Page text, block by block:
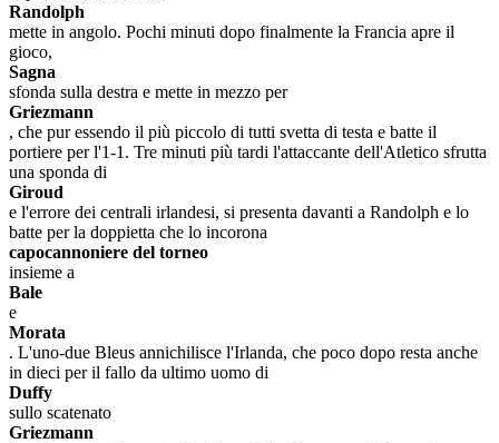
Randolph
mette in angolo. Pochi minuti dopo finalmente la Francia apre il
gioco,
Sagna
sfonda sulla destra e mette in mezzo per
Griezmann
, che pur essendo il più piccolo di tutti svetta di testa e batte il
portiere per l'1-1. Tre minuti più tardi l'attaccante dell'Atletico sfrutta
una sponda di
Giroud
e l'errore dei centrali irlandesi, si presenta davanti a Randolph e lo
batte per la doppietta che lo incorona
capocannoniere del torneo
insieme a
Bale
e
Morata
. L'uno-due Bleus annichilisce l'Irlanda, che poco dopo resta anche
in dieci per il fallo da ultimo uomo di
Duffy
sullo scatenato
Griezmann